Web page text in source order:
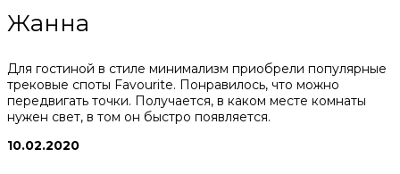
Жанна
Для гостиной в стиле минимализм приобрели популярные
трековые споты Favourite. Понравилось, что можно
передвигать точки. Получается, в каком месте комнаты
нужен свет, в том он быстро появляется.
10.02.2020